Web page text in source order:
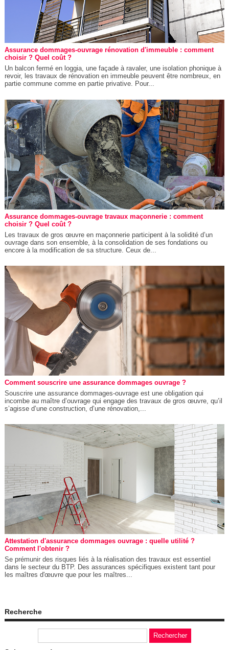
Assurance dommages-ouvrage rénovation d'immeuble : comment
choisir ? Quel coût ?
Un balcon fermé en loggia, une façade à ravaler, une isolation phonique à
revoir, les travaux de rénovation en immeuble peuvent être nombreux, en
partie commune comme en partie privative. Pour...
Assurance dommages-ouvrage travaux maçonnerie : comment
choisir ? Quel coût ?
Les travaux de gros œuvre en maçonnerie participent à la solidité d’un
ouvrage dans son ensemble, à la consolidation de ses fondations ou
encore à la modification de sa structure. Ceux de...
Comment souscrire une assurance dommages ouvrage ?
Souscrire une assurance dommages-ouvrage est une obligation qui
incombe au maître d’ouvrage qui engage des travaux de gros œuvre, qu’il
s’agisse d’une construction, d’une rénovation,...
Attestation d'assurance dommages ouvrage : quelle utilité ?
Comment l'obtenir ?
Se prémunir des risques liés à la réalisation des travaux est essentiel
dans le secteur du BTP. Des assurances spécifiques existent tant pour
les maîtres d'œuvre que pour les maîtres...
Recherche